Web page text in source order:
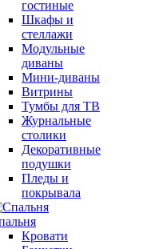
гостиные
Шкафы и
стеллажи
Модульные
диваны
Мини-диваны
Витрины
Тумбы для ТВ
Журнальные
столики
Декоративные
подушки
Пледы и
покрывала
Кровати